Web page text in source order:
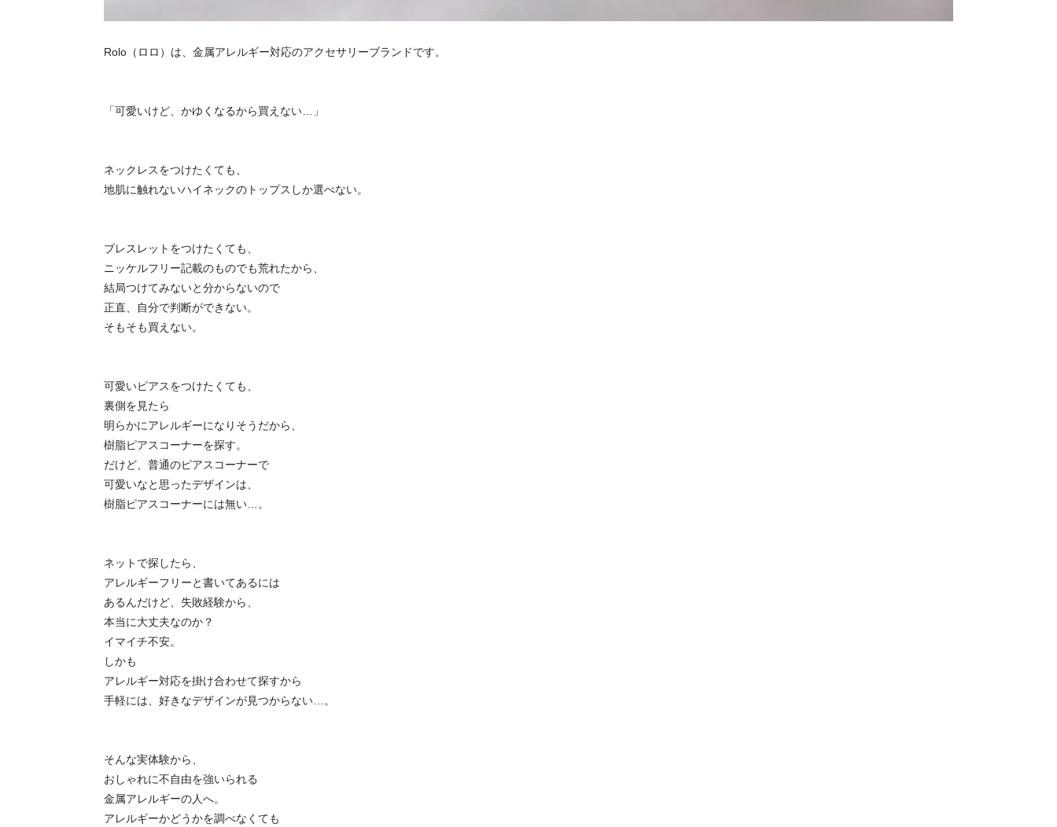
Rolo（ロロ）は、金属アレルギー対応のアクセサリーブランドです。
「可愛いけど、かゆくなるから買えない…」
ネックレスをつけたくても、
地肌に触れないハイネックのトップスしか選べない。
ブレスレットをつけたくても、
ニッケルフリー記載のものでも荒れたから、
結局つけてみないと分からないので
正直、自分で判断ができない。
そもそも買えない。
可愛いピアスをつけたくても、
裏側を見たら
明らかにアレルギーになりそうだから、
樹脂ピアスコーナーを探す。
だけど、普通のピアスコーナーで
可愛いなと思ったデザインは、
樹脂ピアスコーナーには無い…。
ネットで探したら、
アレルギーフリーと書いてあるには
あるんだけど、失敗経験から、
本当に大丈夫なのか？
イマイチ不安。
しかも
アレルギー対応を掛け合わせて探すから
手軽には、好きなデザインが見つからない…。
そんな実体験から、
おしゃれに不自由を強いられる
金属アレルギーの人へ。
アレルギーかどうかを調べなくても